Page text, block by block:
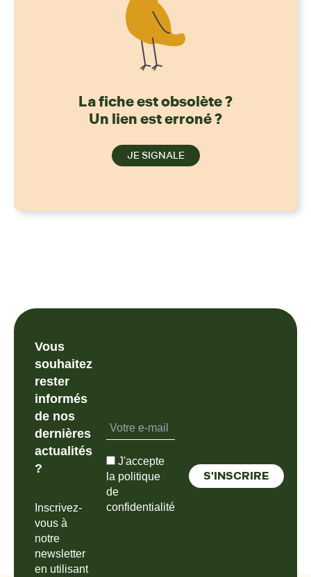
La fiche est obsolète ?
Un lien est erroné ?
JE SIGNALE
Vous
souhaitez
rester
informés
de nos
dernières
actualités
?
Inscrivez-
vous à
notre
newsletter
en utilisant
J'accepte
la politique
de
confidentialité